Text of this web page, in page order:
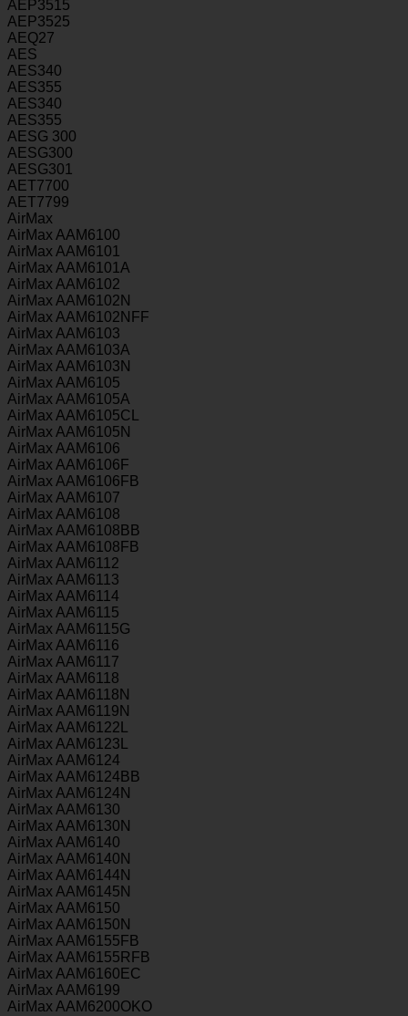
AEP3515
AEP3525
AEQ27
AES
AES340
AES355
AES340
AES355
AESG 300
AESG300
AESG301
AET7700
AET7799
AirMax
AirMax AAM6100
AirMax AAM6101
AirMax AAM6101A
AirMax AAM6102
AirMax AAM6102N
AirMax AAM6102NFF
AirMax AAM6103
AirMax AAM6103A
AirMax AAM6103N
AirMax AAM6105
AirMax AAM6105A
AirMax AAM6105CL
AirMax AAM6105N
AirMax AAM6106
AirMax AAM6106F
AirMax AAM6106FB
AirMax AAM6107
AirMax AAM6108
AirMax AAM6108BB
AirMax AAM6108FB
AirMax AAM6112
AirMax AAM6113
AirMax AAM6114
AirMax AAM6115
AirMax AAM6115G
AirMax AAM6116
AirMax AAM6117
AirMax AAM6118
AirMax AAM6118N
AirMax AAM6119N
AirMax AAM6122L
AirMax AAM6123L
AirMax AAM6124
AirMax AAM6124BB
AirMax AAM6124N
AirMax AAM6130
AirMax AAM6130N
AirMax AAM6140
AirMax AAM6140N
AirMax AAM6144N
AirMax AAM6145N
AirMax AAM6150
AirMax AAM6150N
AirMax AAM6155FB
AirMax AAM6155RFB
AirMax AAM6160EC
AirMax AAM6199
AirMax AAM6200OKO